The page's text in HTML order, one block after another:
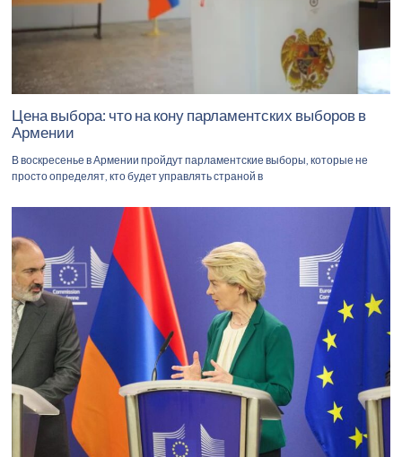
Цена выбора: что на кону парламентских выборов в
Армении
В воскресенье в Армении пройдут парламентские выборы, которые не
просто определят, кто будет управлять страной в